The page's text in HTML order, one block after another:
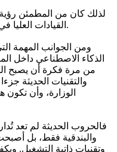
لذلك كان من المطمئن
القيادات العليا في الوزارة تجاه هذه التحولات المتسارعة.
ومن الجوانب المهمة
الذكاء الاصطناعي داخل
من مرة فكرة أن يصبح
والتقنيات الحديثة
فالحروب الحديثة لم تعد
والبندقية فقط، بل
وتقنيات ذاتية التشغيل.